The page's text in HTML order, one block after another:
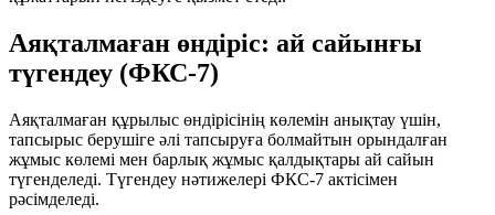
Аяқталмаған өндіріс: ай сайынғы
түгендеу (ФКС-7)
Аяқталмаған құрылыс өндірісінің көлемін анықтау үшін,
тапсырыс берушіге әлі тапсыруға болмайтын орындалған
жұмыс көлемі мен барлық жұмыс қалдықтары ай сайын
түгенделеді. Түгендеу нәтижелері ФКС-7 актісімен
рәсімделеді.